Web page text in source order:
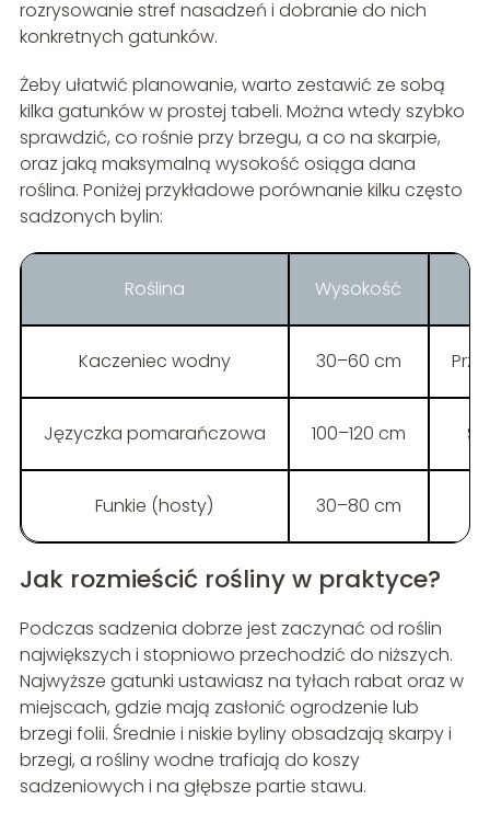
rozrysowanie stref nasadzeń i dobranie do nich
konkretnych gatunków.
Żeby ułatwić planowanie, warto zestawić ze sobą
kilka gatunków w prostej tabeli. Można wtedy szybko
sprawdzić, co rośnie przy brzegu, a co na skarpie,
oraz jaką maksymalną wysokość osiąga dana
roślina. Poniżej przykładowe porównanie kilku często
sadzonych bylin:
Roślina Wysokość
Kaczeniec wodny 30–60 cm
Języczka pomarańczowa 100–120 cm
Funkie (hosty) 30–80 cm
Jak rozmieścić rośliny w praktyce?
Podczas sadzenia dobrze jest zaczynać od roślin
największych i stopniowo przechodzić do niższych.
Najwyższe gatunki ustawiasz na tyłach rabat oraz w
miejscach, gdzie mają zasłonić ogrodzenie lub
brzegi folii. Średnie i niskie byliny obsadzają skarpy i
brzegi, a rośliny wodne trafiają do koszy
sadzeniowych i na głębsze partie stawu.